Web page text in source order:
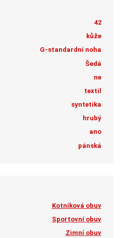
42
kůže
G-standardní noha
Šedá
ne
textil
syntetika
hrubý
ano
pánská
Kotníková obuv
Sportovní obuv
Zimní obuv